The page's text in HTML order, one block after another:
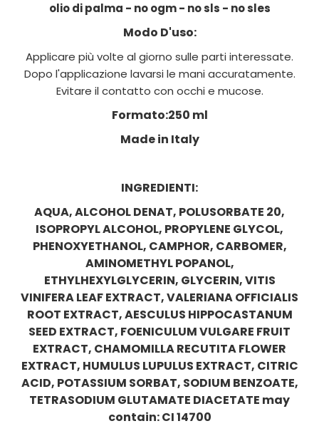
olio di palma - no ogm - no sls - no sles
Modo D'uso:
Applicare più volte al giorno sulle parti interessate.
Dopo l'applicazione lavarsi le mani accuratamente.
Evitare il contatto con occhi e mucose.
Formato:250 ml
Made in Italy
INGREDIENTI:
AQUA, ALCOHOL DENAT, POLUSORBATE 20,
ISOPROPYL ALCOHOL, PROPYLENE GLYCOL,
PHENOXYETHANOL, CAMPHOR, CARBOMER,
AMINOMETHYL POPANOL,
ETHYLHEXYLGLYCERIN, GLYCERIN, VITIS
VINIFERA LEAF EXTRACT, VALERIANA OFFICIALIS
ROOT EXTRACT, AESCULUS HIPPOCASTANUM
SEED EXTRACT, FOENICULUM VULGARE FRUIT
EXTRACT, CHAMOMILLA RECUTITA FLOWER
EXTRACT, HUMULUS LUPULUS EXTRACT, CITRIC
ACID, POTASSIUM SORBAT, SODIUM BENZOATE,
TETRASODIUM GLUTAMATE DIACETATE may
contain: CI 14700